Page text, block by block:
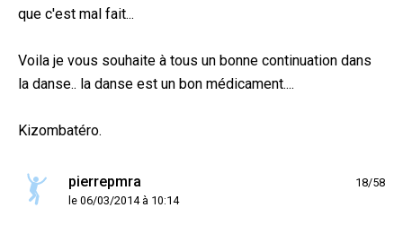
que c'est mal fait...
Voila je vous souhaite à tous un bonne continuation dans
la danse.. la danse est un bon médicament....
Kizombatéro.
pierrepmra
le 06/03/2014 à 10:14
18/58